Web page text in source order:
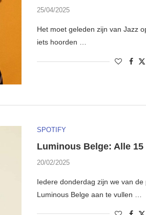
25/04/2025
Het moet geleden zijn van Jazz
iets hoorden …
SPOTIFY
Luminous Belge: Alle 15
20/02/2025
Iedere donderdag zijn we van
Luminous Belge aan te vullen …